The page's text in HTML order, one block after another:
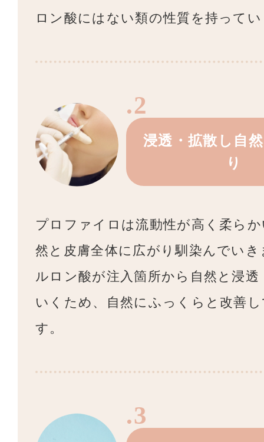
ロン酸にはない類の性質を持って
.2
浸透・拡散し自
り
プロファイロは流動性が高く柔ら
然と皮膚全体に広がり馴染んでい
ルロン酸が注入箇所から自然と浸透
いくため、自然にふっくらと改善
す。
.3